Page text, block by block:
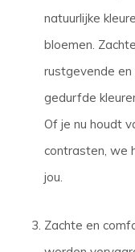
natuurlijke
bloemen.
rustgevende
gedurfde
Of je nu houdt
contrasten, we
jou.
Zachte en